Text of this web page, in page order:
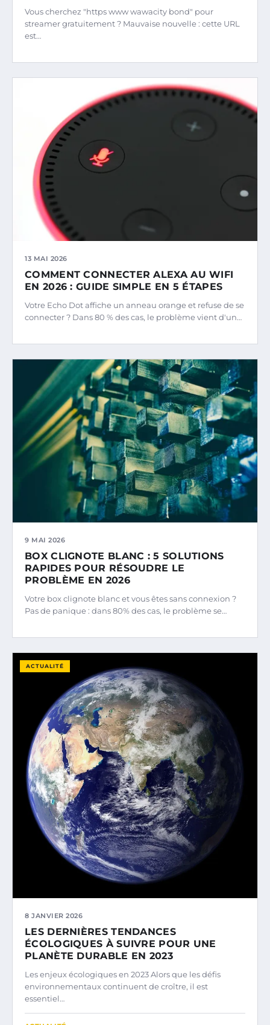
Vous cherchez "https www wawacity bond" pour
streamer gratuitement ? Mauvaise nouvelle : cette URL
est…
13 MAI 2026
COMMENT CONNECTER ALEXA AU WIFI
EN 2026 : GUIDE SIMPLE EN 5 ÉTAPES
Votre Echo Dot affiche un anneau orange et refuse de se
connecter ? Dans 80 % des cas, le problème vient d'un…
9 MAI 2026
BOX CLIGNOTE BLANC : 5 SOLUTIONS
RAPIDES POUR RÉSOUDRE LE
PROBLÈME EN 2026
Votre box clignote blanc et vous êtes sans connexion ?
Pas de panique : dans 80% des cas, le problème se…
ACTUALITÉ
8 JANVIER 2026
LES DERNIÈRES TENDANCES
ÉCOLOGIQUES À SUIVRE POUR UNE
PLANÈTE DURABLE EN 2023
Les enjeux écologiques en 2023 Alors que les défis
environnementaux continuent de croître, il est
essentiel…